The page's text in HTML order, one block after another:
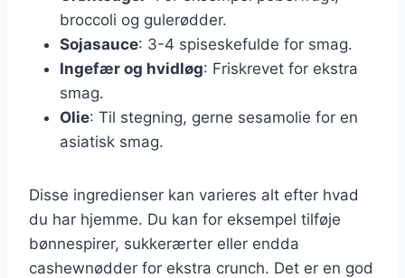
broccoli og gulerødder.
Sojasauce: 3-4 spiseskefulde for smag.
Ingefær og hvidløg: Friskrevet for ekstra
smag.
Olie: Til stegning, gerne sesamolie for en
asiatisk smag.
Disse ingredienser kan varieres alt efter hvad
du har hjemme. Du kan for eksempel tilføje
bønnespirer, sukkerærter eller endda
cashewnødder for ekstra crunch. Det er en god